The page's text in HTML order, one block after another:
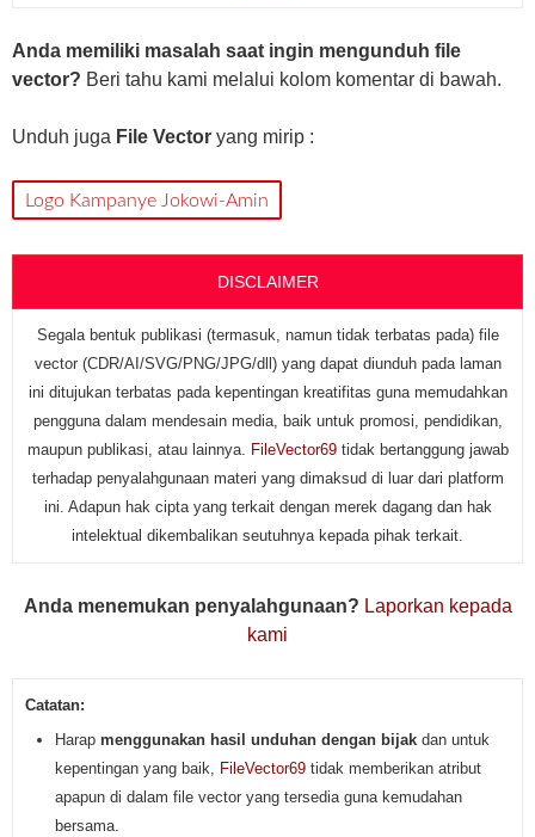
Anda memiliki masalah saat ingin mengunduh file
vector? Beri tahu kami melalui kolom komentar di bawah.
Unduh juga File Vector yang mirip :
Logo Kampanye Jokowi-Amin
DISCLAIMER
Segala bentuk publikasi (termasuk, namun tidak terbatas pada) file
vector (CDR/AI/SVG/PNG/JPG/dll) yang dapat diunduh pada laman
ini ditujukan terbatas pada kepentingan kreatifitas guna memudahkan
pengguna dalam mendesain media, baik untuk promosi, pendidikan,
maupun publikasi, atau lainnya. FileVector69tidak bertanggung jawab
terhadap penyalahgunaan materi yang dimaksud di luar dari platform
ini. Adapun hak cipta yang terkait dengan merek dagang dan hak
intelektual dikembalikan seutuhnya kepada pihak terkait.
Anda menemukan penyalahgunaan? Laporkan kepada
kami
Catatan:
Harap menggunakan hasil unduhan dengan bijak dan untuk
kepentingan yang baik, FileVector69 tidak memberikan atribut
apapun di dalam file vector yang tersedia guna kemudahan
bersama.